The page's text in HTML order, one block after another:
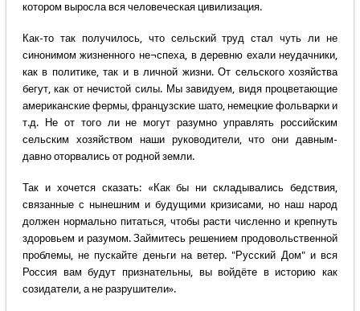
котором выросла вся человеческая цивилизация.
Как-то так получилось, что сельский труд стал чуть ли не
синонимом жизненного не¬спеха, в деревню ехали неудачники,
как в политике, так и в личной жизни. От сельского хозяйства
бегут, как от нечистой силы. Мы завидуем, видя процветающие
американские фермы, французские шато, немецкие фольварки и
т.д. Не от того ли не могут разумно управлять российским
сельским хозяйством наши руководители, что они давным-
давно оторвались от родной земли.
Так и хочется сказать: «Как бы ни складывались бедствия,
связанные с нынешним и будущими кризисами, но наш народ
должен нормально питаться, чтобы расти численно и крепнуть
здоровьем и разумом. Займитесь решением продовольственной
проблемы, не пускайте деньги на ветер. "Русский Дом" и вся
Россия вам будут признательны, вы войдёте в историю как
созидатели, а не разрушители».